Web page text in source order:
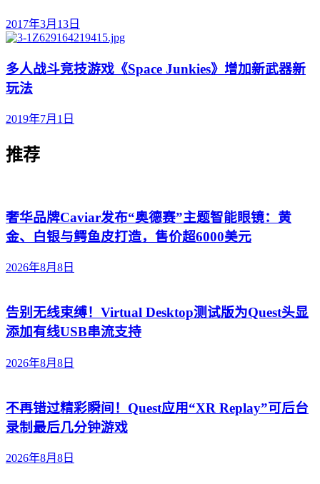
2017年3月13日
多人战斗竞技游戏《Space Junkies》增加新武器新
玩法
2019年7月1日
推荐
奢华品牌Caviar发布“奥德赛”主题智能眼镜：黄
金、白银与鳄鱼皮打造，售价超6000美元
2026年8月8日
告别无线束缚！Virtual Desktop测试版为Quest头显
添加有线USB串流支持
2026年8月8日
不再错过精彩瞬间！Quest应用“XR Replay”可后台
录制最后几分钟游戏
2026年8月8日